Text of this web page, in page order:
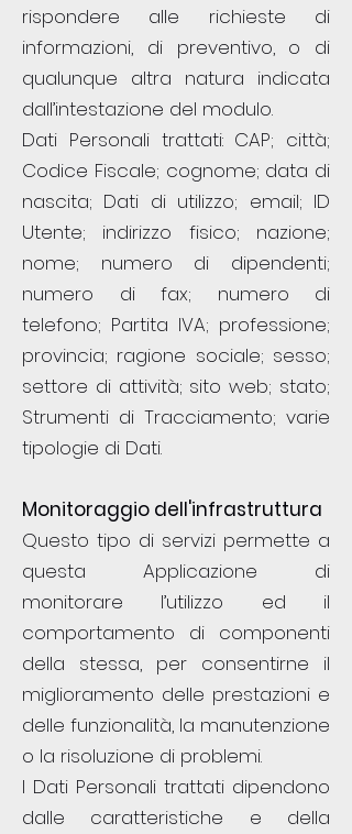
rispondere alle richieste di
informazioni, di preventivo, o di
qualunque altra natura indicata
dall’intestazione del modulo.
Dati Personali trattati: CAP; città;
Codice Fiscale; cognome; data di
nascita; Dati di utilizzo; email; ID
Utente; indirizzo fisico; nazione;
nome; numero di dipendenti;
numero di fax; numero di
telefono; Partita IVA; professione;
provincia; ragione sociale; sesso;
settore di attività; sito web; stato;
Strumenti di Tracciamento; varie
tipologie di Dati.
Monitoraggio dell'infrastruttura
Questo tipo di servizi permette a
questa Applicazione di
monitorare l’utilizzo ed il
comportamento di componenti
della stessa, per consentirne il
miglioramento delle prestazioni e
delle funzionalità, la manutenzione
o la risoluzione di problemi.
I Dati Personali trattati dipendono
dalle caratteristiche e della